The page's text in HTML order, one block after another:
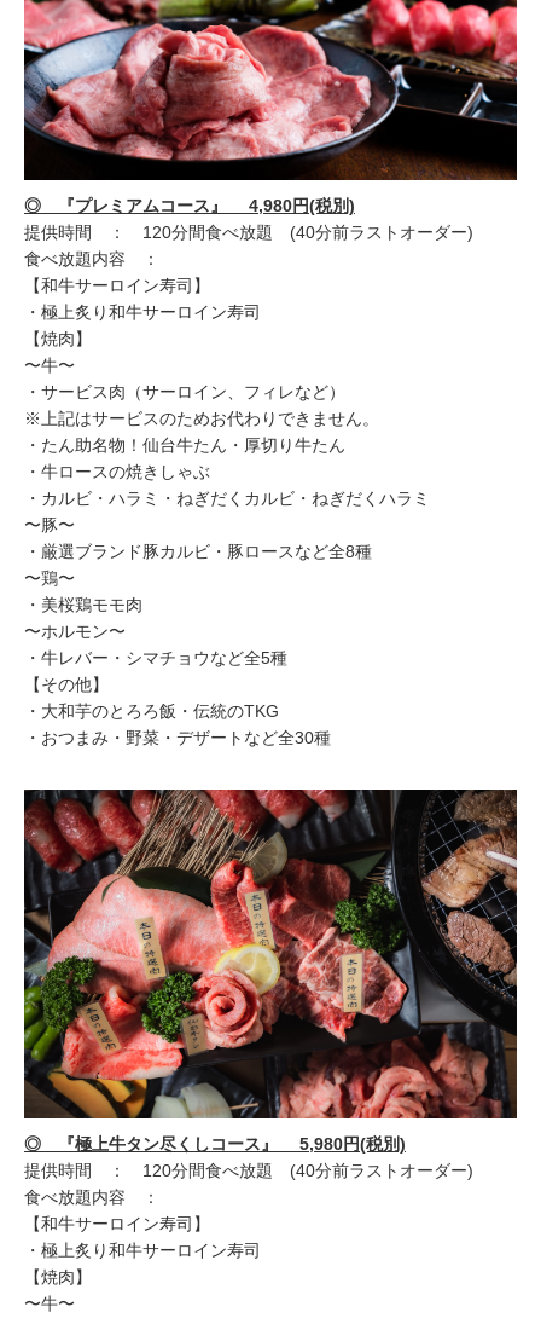
◎ 『プレミアムコース』 4,980円(税別)
提供時間 ： 120分間食べ放題 (40分前ラストオーダー)
食べ放題内容 ：
【和牛サーロイン寿司】
・極上炙り和牛サーロイン寿司
【焼肉】
〜牛〜
・サービス肉（サーロイン、フィレなど）
※上記はサービスのためお代わりできません。
・たん助名物！仙台牛たん・厚切り牛たん
・牛ロースの焼きしゃぶ
・カルビ・ハラミ・ねぎだくカルビ・ねぎだくハラミ
〜豚〜
・厳選ブランド豚カルビ・豚ロースなど全8種
〜鶏〜
・美桜鶏モモ肉
〜ホルモン〜
・牛レバー・シマチョウなど全5種
【その他】
・大和芋のとろろ飯・伝統のTKG
・おつまみ・野菜・デザートなど全30種
◎ 『極上牛タン尽くしコース』 5,980円(税別)
提供時間 ： 120分間食べ放題 (40分前ラストオーダー)
食べ放題内容 ：
【和牛サーロイン寿司】
・極上炙り和牛サーロイン寿司
【焼肉】
〜牛〜